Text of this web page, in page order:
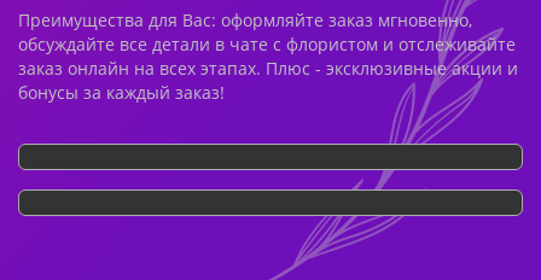
Преимущества для Вас: оформляйте заказ мгновенно,
обсуждайте все детали в чате с флористом и отслеживайте
заказ онлайн на всех этапах. Плюс - эксклюзивные акции и
бонусы за каждый заказ!